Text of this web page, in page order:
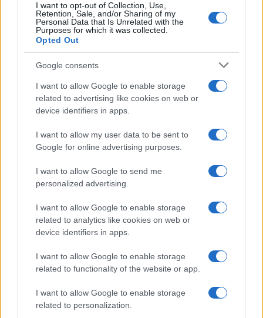
I want to opt-out of Collection, Use,
Retention, Sale, and/or Sharing of my
Personal Data that Is Unrelated with the
Purposes for which it was collected.
Opted Out
Google consents
I want to allow Google to enable storage
related to advertising like cookies on web or
device identifiers in apps.
I want to allow my user data to be sent to
Google for online advertising purposes.
I want to allow Google to send me
personalized advertising.
I want to allow Google to enable storage
related to analytics like cookies on web or
device identifiers in apps.
I want to allow Google to enable storage
related to functionality of the website or app.
I want to allow Google to enable storage
related to personalization.
Alpha Bank: Για πρώτη φορά το Αρχαίο Θέατρο Επιδαύρου
άνοιξε τις πύλες του σε όλους
ΕΤΙΚΕΤΕΣ KOVE MAVERICK 510X
Προηγούμενο άρθρο
instacar: 50% έκπτωση στα 2
πρώτα μισθώματα
Επόμενο άρθρο
Όμιλος Επιχειρήσεων
Ώρα της Γης 2025
ΠΑΡΟΜΟΙΑ ΑΡΘΡΑ